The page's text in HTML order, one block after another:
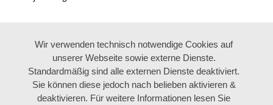
Wir verwenden technisch notwendige Cookies auf
unserer Webseite sowie externe Dienste.
Standardmäßig sind alle externen Dienste deaktiviert.
Sie können diese jedoch nach belieben aktivieren &
deaktivieren. Für weitere Informationen lesen Sie